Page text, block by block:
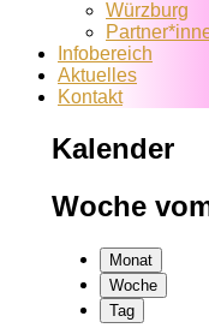
Würzburg
Infobereich
Aktuelles
Kontakt
Kalender
Woche
Monat
Woche
Tag